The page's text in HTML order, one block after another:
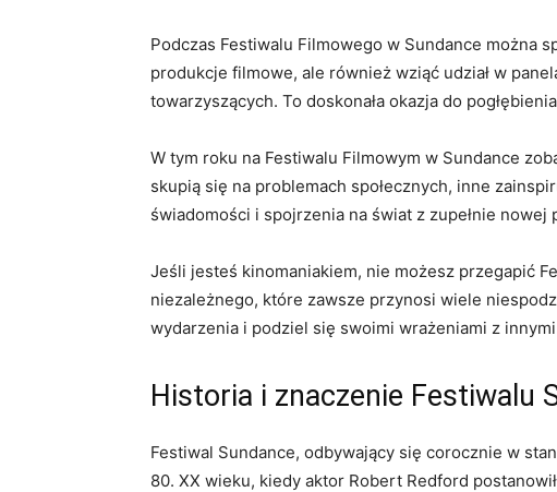
Podczas Festiwalu Filmowego w Sundance można
produkcje filmowe, ale również wziąć udział w
towarzyszących. To doskonała okazja do
W tym roku na Festiwalu Filmowym w Sundance
skupią się na problemach społecznych, inne
świadomości i spojrzenia na świat z zupełnie nowej
Jeśli jesteś kinomaniakiem, nie możesz przegapić
niezależnego, które zawsze przynosi wiele
wydarzenia i podziel się swoimi wrażeniami z innymi
Historia i znaczenie Festiwalu
Festiwal Sundance, odbywający się corocznie w
80. XX wieku, kiedy aktor Robert Redford